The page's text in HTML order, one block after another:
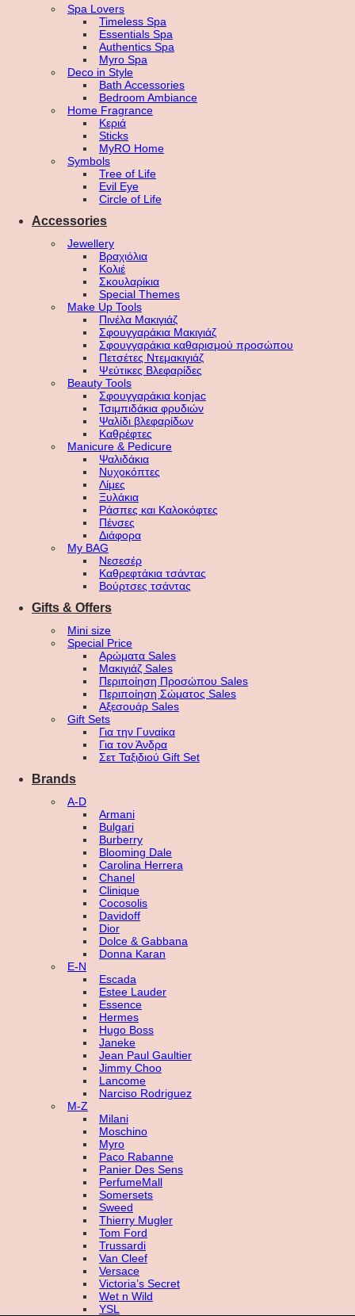
Spa Lovers
Timeless Spa
Essentials Spa
Authentics Spa
Myro Spa
Deco in Style
Bath Accessories
Bedroom Ambiance
Home Fragrance
Κεριά
Sticks
MyRO Home
Symbols
Tree of Life
Evil Eye
Circle of Life
Accessories
Jewellery
Βραχιόλια
Κολιέ
Σκουλαρίκια
Special Themes
Make Up Tools
Πινέλα Μακιγιάζ
Σφουγγαράκια Μακιγιάζ
Σφουγγαράκια καθαρισμού προσώπου
Πετσέτες Ντεμακιγιάζ
Ψεύτικες Βλεφαρίδες
Beauty Tools
Σφουγγαράκια konjac
Τσιμπιδάκια φρυδιών
Ψαλίδι βλεφαρίδων
Καθρέφτες
Manicure & Pedicure
Ψαλιδάκια
Νυχοκόπτες
Λίμες
Ξυλάκια
Ράσπες και Καλοκόφτες
Πένσες
Διάφορα
My BAG
Νεσεσέρ
Καθρεφτάκια τσάντας
Βούρτσες τσάντας
Gifts & Offers
Mini size
Special Price
Αρώματα Sales
Μακιγιάζ Sales
Περιποίηση Προσώπου Sales
Περιποίηση Σώματος Sales
Αξεσουάρ Sales
Gift Sets
Για την Γυναίκα
Για τον Άνδρα
Σετ Ταξιδιού Gift Set
Brands
A-D
Armani
Bulgari
Burberry
Blooming Dale
Carolina Herrera
Chanel
Clinique
Cocosolis
Davidoff
Dior
Dolce & Gabbana
Donna Karan
E-N
Escada
Estee Lauder
Essence
Hermes
Hugo Boss
Janeke
Jean Paul Gaultier
Jimmy Choo
Lancome
Narciso Rodriguez
M-Z
Milani
Moschino
Myro
Paco Rabanne
Panier Des Sens
PerfumeMall
Somersets
Sweed
Thierry Mugler
Tom Ford
Trussardi
Van Cleef
Versace
Victoria’s Secret
Wet n Wild
YSL